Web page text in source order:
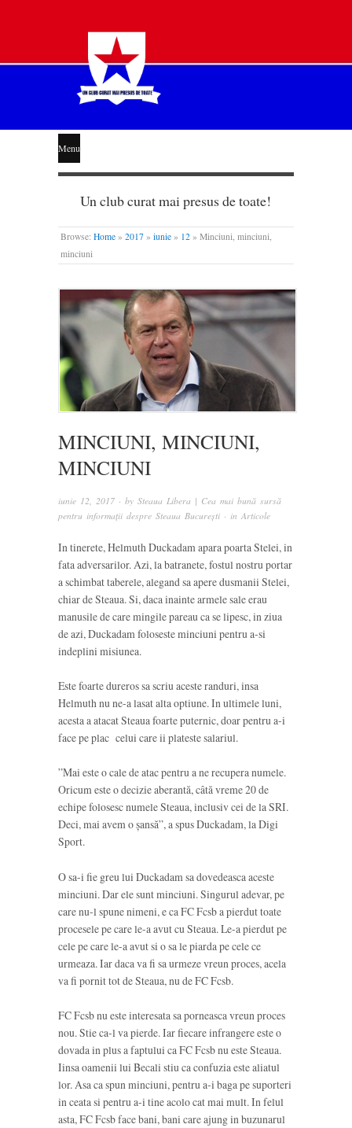
STEAUA
LIBERĂ
Menu
Un club curat mai presus de toate!
Browse: Home » 2017 » iunie » 12 » Minciuni, minciuni,
minciuni
MINCIUNI, MINCIUNI,
MINCIUNI
iunie 12, 2017 · by Steaua Libera | Cea mai bună sursă
pentru informații despre Steaua București · in Articole
In tinerete, Helmuth Duckadam apara poarta Stelei, in
fata adversarilor. Azi, la batranete, fostul nostru portar
a schimbat taberele, alegand sa apere dusmanii Stelei,
chiar de Steaua. Si, daca inainte armele sale erau
manusile de care mingile pareau ca se lipesc, in ziua
de azi, Duckadam foloseste minciuni pentru a-si
indeplini misiunea.
Este foarte dureros sa scriu aceste randuri, insa
Helmuth nu ne-a lasat alta optiune. In ultimele luni,
acesta a atacat Steaua foarte puternic, doar pentru a-i
face pe plac celui care ii plateste salariul.
”Mai este o cale de atac pentru a ne recupera numele.
Oricum este o decizie aberantă, câtă vreme 20 de
echipe folosesc numele Steaua, inclusiv cei de la SRI.
Deci, mai avem o șansă”, a spus Duckadam, la Digi
Sport.
O sa-i fie greu lui Duckadam sa dovedeasca aceste
minciuni. Dar ele sunt minciuni. Singurul adevar, pe
care nu-l spune nimeni, e ca FC Fcsb a pierdut toate
procesele pe care le-a avut cu Steaua. Le-a pierdut pe
cele pe care le-a avut si o sa le piarda pe cele ce
urmeaza. Iar daca va fi sa urmeze vreun proces, acela
va fi pornit tot de Steaua, nu de FC Fcsb.
FC Fcsb nu este interesata sa porneasca vreun proces
nou. Stie ca-l va pierde. Iar fiecare infrangere este o
dovada in plus a faptului ca FC Fcsb nu este Steaua.
Iinsa oamenii lui Becali stiu ca confuzia este aliatul
lor. Asa ca spun minciuni, pentru a-i baga pe suporteri
in ceata si pentru a-i tine acolo cat mai mult. In felul
asta, FC Fcsb face bani, bani care ajung in buzunarul